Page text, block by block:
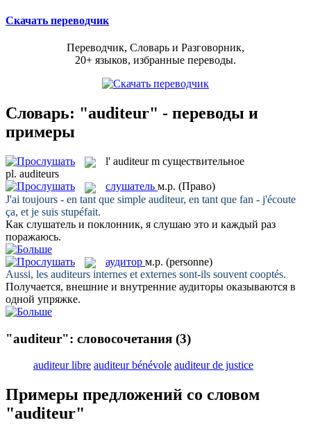
Скачать переводчик
Переводчик, Словарь и Разговорник,
20+ языков, избранные переводы.
Словарь: "auditeur" - переводы и
примеры
l' auditeur m существительное
pl. auditeurs
слушатель м.р. (Право)
J'ai toujours - en tant que simple auditeur, en tant que fan - j'écoute
ça, et je suis stupéfait.
Как слушатель и поклонник, я слушаю это и каждый раз
поражаюсь.
аудитор м.р. (personne)
Aussi, les auditeurs internes et externes sont-ils souvent cooptés.
Получается, внешние и внутренние аудиторы оказываются в
одной упряжке.
"auditeur": словосочетания (3)
auditeur libre auditeur bénévole auditeur de justice
Примеры предложений со словом
"auditeur"